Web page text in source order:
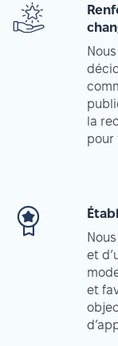
la
pour
et
et